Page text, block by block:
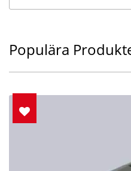
Populära